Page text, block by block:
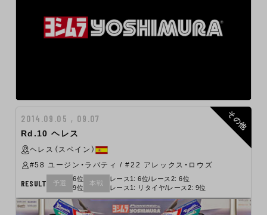
2014.09.05 , 09.07
Rd.10 ヘレス
ヘレス（スペイン）
#58 ユージン・ラバティ / #22 アレックス・ロウズ
RESULT 予選
6位
9位
本戦
レース1: 6位/レース2: 6位
レース1: リタイヤ/レース2: 9位
その他